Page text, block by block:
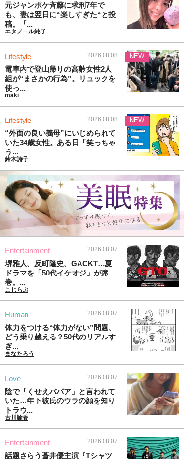
元ジャンポケ斉藤に求刑7年で
も、妻は翌日に“楽しすぎた“と投
稿。「...
エタノール純子
Lifestyle 2026.08.08
電車内で登山帰りの高齢女性2人
組が“まさかの行為”。リュックを
使っ...
maki
NEW
Lifestyle 2026.08.08
“外面の良い義母”にいじめられて
いた34歳女性。ある日「笑っちゃ
う...
鈴木詩子
NEW
Entertainment 2026.08.07
堺雅人、反町隆史、GACKT…夏
ドラマを「50代イケオジ」が席
巻。...
こじらぶ
Human 2026.08.07
体力をつける“体力がない”問題、
どう乗り越える？50代のリアルす
ぎ...
まなたろう
Love 2026.08.07
陰で「くせえババア」と言われて
いた…年下彼氏のウラの顔を知り
トラウ...
古川諭香
Entertainment 2026.08.07
話題さらう蒼井優主演『Tシャツ